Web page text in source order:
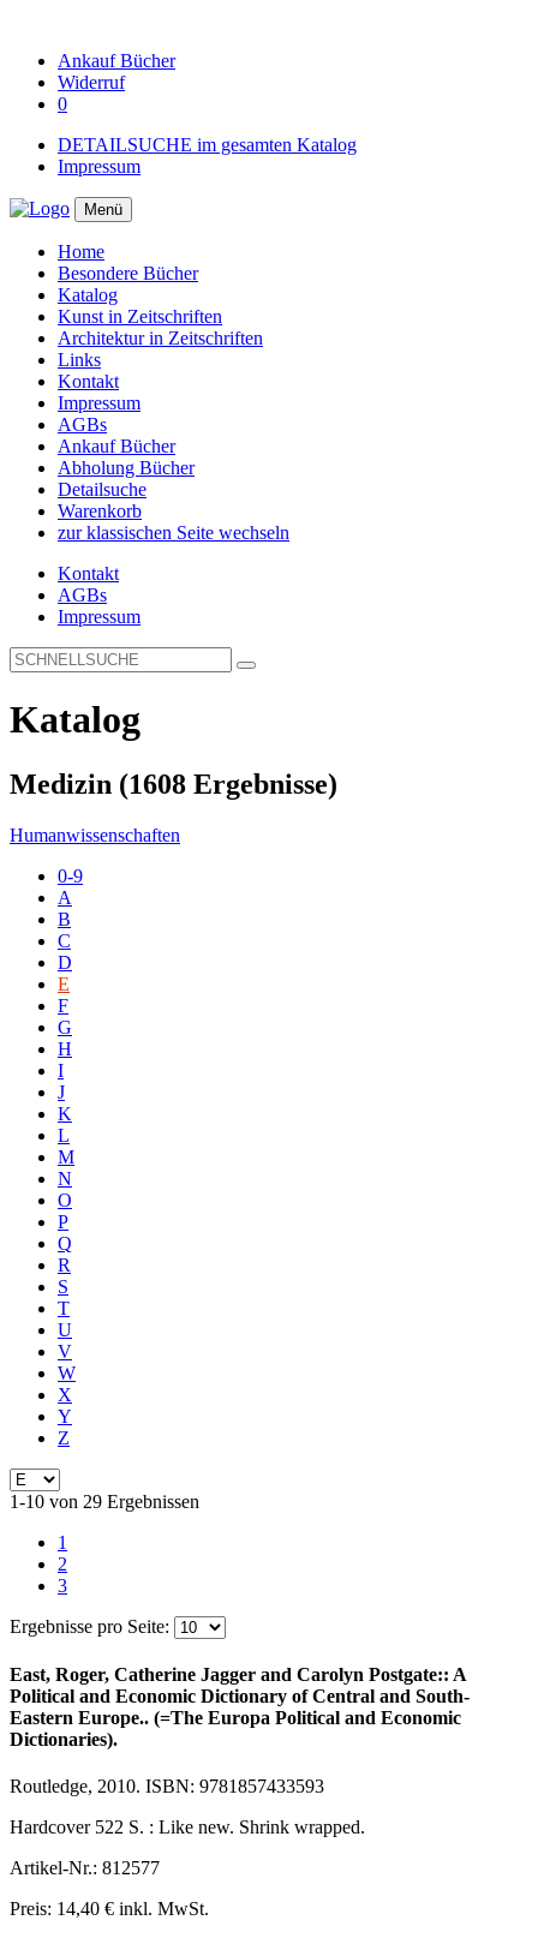
AnkaufBücher
Widerruf
0
DETAILSUCHE im gesamten Katalog
Impressum
Menü
Home
Besondere Bücher
Katalog
Kunst in Zeitschriften
Architektur in Zeitschriften
Links
Kontakt
Impressum
AGBs
Ankauf Bücher
Abholung Bücher
Detailsuche
Warenkorb
zur klassischen Seite wechseln
Kontakt
AGBs
Impressum
Katalog
Medizin (1608 Ergebnisse)
Humanwissenschaften
0-9
A
B
C
D
E
F
G
H
I
J
K
L
M
N
O
P
Q
R
S
T
U
V
W
X
Y
Z
1-10 von 29 Ergebnissen
1
2
3
Ergebnisse pro Seite:
East, Roger, Catherine Jagger and Carolyn Postgate:: A
Political and Economic Dictionary of Central and South-
Eastern Europe.. (=The Europa Political and Economic
Dictionaries).
Routledge, 2010. ISBN: 9781857433593
Hardcover 522 S. : Like new. Shrink wrapped.
Artikel-Nr.: 812577
Preis: 14,40 € inkl. MwSt.